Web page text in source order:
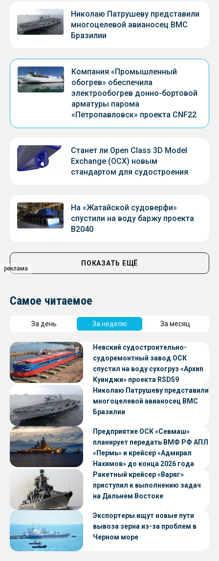
реклама
Николаю Патрушеву представили
многоцелевой авианосец ВМС
Бразилии
Компания «Промышленный
обогрев» обеспечила
электрообогрев донно-бортовой
арматуры парома
«Петропавловск» проекта CNF22
Станет ли Open Class 3D Model
Exchange (OCX) новым
стандартом для судостроения
На «Жатайской судоверфи»
спустили на воду баржу проекта
В2040
ПОКАЗАТЬ ЕЩЁ
Самое читаемое
За день За неделю За месяц
Невский судостроительно-
судоремонтный завод ОСК
спустил на воду сухогруз «Архип
Куинджи» проекта RSD59
Николаю Патрушеву представили
многоцелевой авианосец ВМС
Бразилии
Предприятие ОСК «Севмаш»
планирует передать ВМФ РФ АПЛ
«Пермь» и крейсер «Адмирал
Нахимов» до конца 2026 года
Ракетный крейсер «Варяг»
приступил к выполнению задач
на Дальнем Востоке
Экспортеры ищут новые пути
вывоза зерна из-за проблем в
Черном море